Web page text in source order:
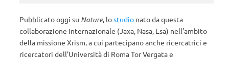
Pubblicato oggi su Nature, lostudio nato da questa
collaborazione internazionale (Jaxa, Nasa, Esa) nell’ambito
della missione Xrism, a cui partecipano anche ricercatrici e
ricercatori dell’Università di Roma Tor Vergata e